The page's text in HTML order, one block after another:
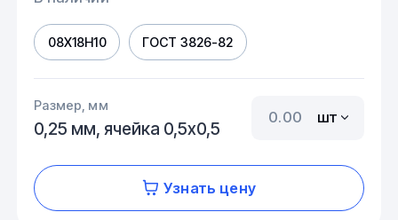
08Х18Н10 ГОСТ 3826-82
Размер, мм
0,25 мм, ячейка 0,5х0,5
шт
Узнать цену